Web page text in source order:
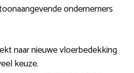
ondernemers
naar nieuwe vloerbedekking
keuze.